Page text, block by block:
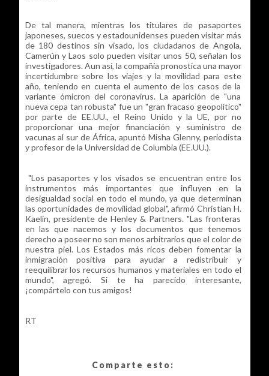
De tal manera, mientras los titulares de pasaportes
japoneses, suecos y estadounidenses pueden visitar más
de 180 destinos sin visado, los ciudadanos de Angola,
Camerún y Laos solo pueden visitar unos 50, señalan los
investigadores. Aun así, la compañía pronostica una mayor
incertidumbre sobre los viajes y la movilidad para este
año, teniendo en cuenta el aumento de los casos de la
variante ómicron del coronavirus. La aparición de "una
nueva cepa tan robusta" fue un "gran fracaso geopolítico"
por parte de EE.UU., el Reino Unido y la UE, por no
proporcionar una mejor financiación y suministro de
vacunas al sur de África, apuntó Misha Glenny, periodista
y profesor de la Universidad de Columbia (EE.UU.).
"Los pasaportes y los visados se encuentran entre los
instrumentos más importantes que influyen en la
desigualdad social en todo el mundo, ya que determinan
las oportunidades de movilidad global", afirmó Christian H.
Kaelin, presidente de Henley & Partners. "Las fronteras
en las que nacemos y los documentos que tenemos
derecho a poseer no son menos arbitrarios que el color de
nuestra piel. Los Estados más ricos deben fomentar la
inmigración positiva para ayudar a redistribuir y
reequilibrar los recursos humanos y materiales en todo el
mundo", agregó. Si te ha parecido interesante,
¡compártelo con tus amigos!
RT
Comparte esto: